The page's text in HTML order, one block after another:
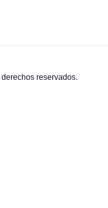
reservados.